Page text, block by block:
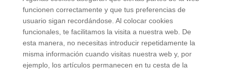
funcionen correctamente y que tus preferencias de
usuario sigan recordándose. Al colocar cookies
funcionales, te facilitamos la visita a nuestra web. De
esta manera, no necesitas introducir repetidamente la
misma información cuando visitas nuestra web y, por
ejemplo, los artículos permanecen en tu cesta de la